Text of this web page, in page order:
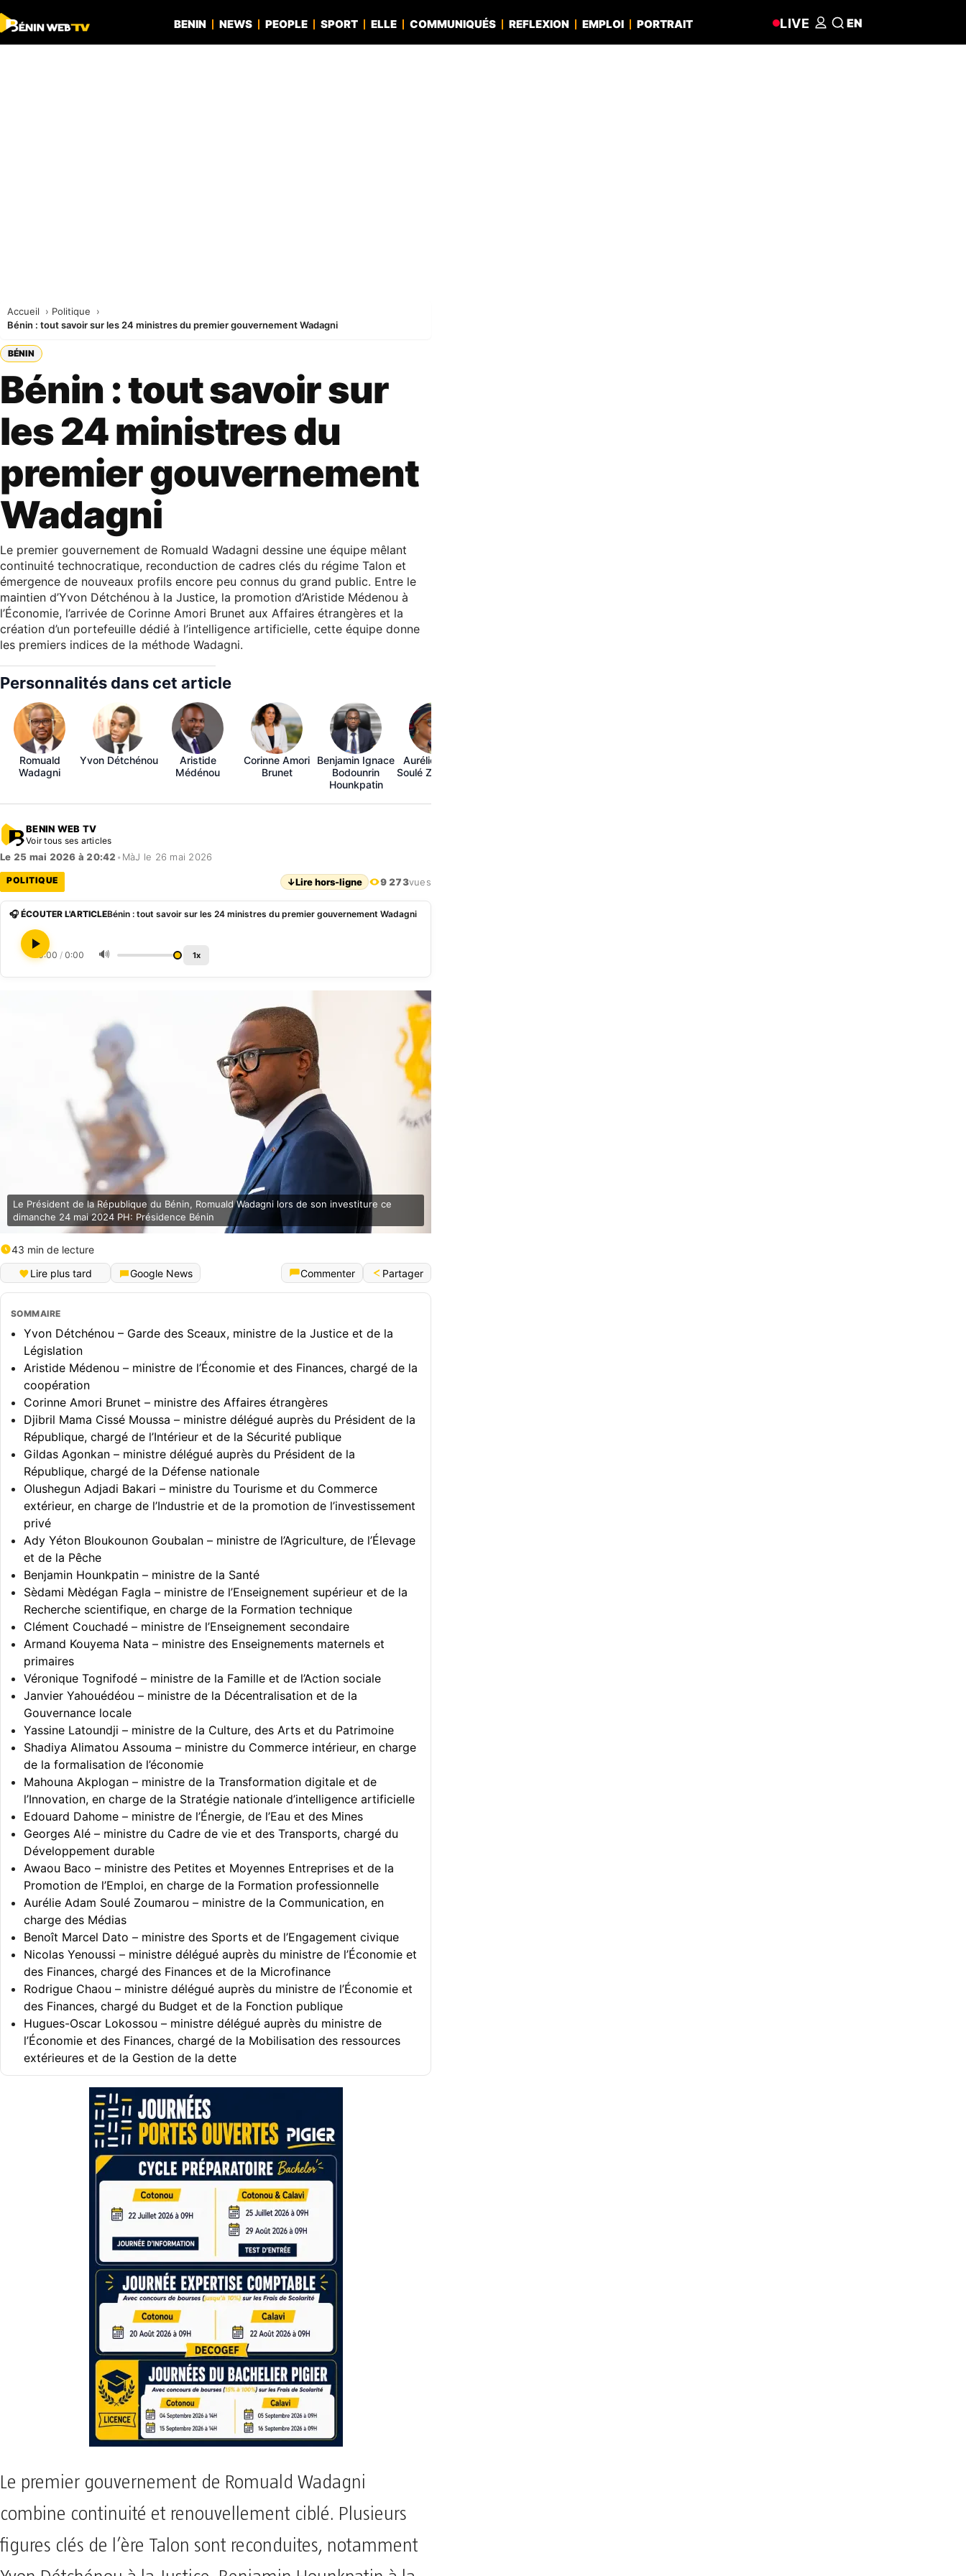
BENIN NEWS PEOPLE SPORT ELLE COMMUNIQUÉS REFLEXION EMPLOI PORTRAIT LIVE EN
Accueil
Politique
Bénin : tout savoir sur les 24 ministres du premier gouvernement Wadagni
BÉNIN
Bénin : tout savoir sur
les 24 ministres du
premier gouvernement
Wadagni
Le premier gouvernement de Romuald Wadagni dessine une équipe mêlant
continuité technocratique, reconduction de cadres clés du régime Talon et
émergence de nouveaux profils encore peu connus du grand public. Entre le
maintien d’Yvon Détchénou à la Justice, la promotion d’Aristide Médenou à
l’Économie, l’arrivée de Corinne Amori Brunet aux Affaires étrangères et la
création d’un portefeuille dédié à l’intelligence artificielle, cette équipe donne
les premiers indices de la méthode Wadagni.
Personnalités dans cet article
Romuald
Wadagni
Yvon Détchénou
Aristide
Médénou
Corinne Amori
Brunet
Benjamin Ignace
Bodounrin
Hounkpatin
Aurélie Adam
Soulé Zoumarou
BENIN WEB TV
Voir tous ses articles
Le 25 mai 2026 à 20:42 • MàJ le 26 mai 2026
POLITIQUE ↓Lire hors-ligne 9 273vues
🎧 ÉCOUTER L'ARTICLEBénin : tout savoir sur les 24 ministres du premier gouvernement Wadagni
0:00 / 0:00 🔊 1x
Le Président de la République du Bénin, Romuald Wadagni lors de son investiture ce
dimanche 24 mai 2024 PH: Présidence Bénin
43 min de lecture
Lire plus tard
Google News Commenter Partager
SOMMAIRE
Yvon Détchénou – Garde des Sceaux, ministre de la Justice et de la
Législation
Aristide Médenou – ministre de l’Économie et des Finances, chargé de la
coopération
Corinne Amori Brunet – ministre des Affaires étrangères
Djibril Mama Cissé Moussa – ministre délégué auprès du Président de la
République, chargé de l’Intérieur et de la Sécurité publique
Gildas Agonkan – ministre délégué auprès du Président de la
République, chargé de la Défense nationale
Olushegun Adjadi Bakari – ministre du Tourisme et du Commerce
extérieur, en charge de l’Industrie et de la promotion de l’investissement
privé
Ady Yéton Bloukounon Goubalan – ministre de l’Agriculture, de l’Élevage
et de la Pêche
Benjamin Hounkpatin – ministre de la Santé
Sèdami Mèdégan Fagla – ministre de l’Enseignement supérieur et de la
Recherche scientifique, en charge de la Formation technique
Clément Couchadé – ministre de l’Enseignement secondaire
Armand Kouyema Nata – ministre des Enseignements maternels et
primaires
Véronique Tognifodé – ministre de la Famille et de l’Action sociale
Janvier Yahouédéou – ministre de la Décentralisation et de la
Gouvernance locale
Yassine Latoundji – ministre de la Culture, des Arts et du Patrimoine
Shadiya Alimatou Assouma – ministre du Commerce intérieur, en charge
de la formalisation de l’économie
Mahouna Akplogan – ministre de la Transformation digitale et de
l’Innovation, en charge de la Stratégie nationale d’intelligence artificielle
Edouard Dahome – ministre de l’Énergie, de l’Eau et des Mines
Georges Alé – ministre du Cadre de vie et des Transports, chargé du
Développement durable
Awaou Baco – ministre des Petites et Moyennes Entreprises et de la
Promotion de l’Emploi, en charge de la Formation professionnelle
Aurélie Adam Soulé Zoumarou – ministre de la Communication, en
charge des Médias
Benoît Marcel Dato – ministre des Sports et de l’Engagement civique
Nicolas Yenoussi – ministre délégué auprès du ministre de l’Économie et
des Finances, chargé des Finances et de la Microfinance
Rodrigue Chaou – ministre délégué auprès du ministre de l’Économie et
des Finances, chargé du Budget et de la Fonction publique
Hugues-Oscar Lokossou – ministre délégué auprès du ministre de
l’Économie et des Finances, chargé de la Mobilisation des ressources
extérieures et de la Gestion de la dette
Le premier gouvernement de Romuald Wadagni
combine continuité et renouvellement ciblé. Plusieurs
figures clés de l’ère Talon sont reconduites, notamment